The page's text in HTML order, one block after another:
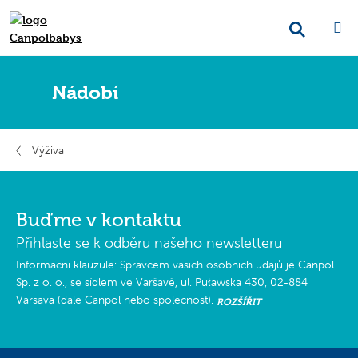
Nádobí
Výživa
Buďme v kontaktu
Přihlaste se k odběru našeho newsletteru
Informační klauzule: Správcem vašich osobních údajů je Canpol
Sp. z o. o., se sídlem ve Varšavě, ul. Puławska 430, 02-884
Varšava (dále Canpol nebo společnost). ROZŠÍŘIT